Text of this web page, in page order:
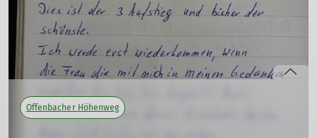
Offenbacher Höhenweg